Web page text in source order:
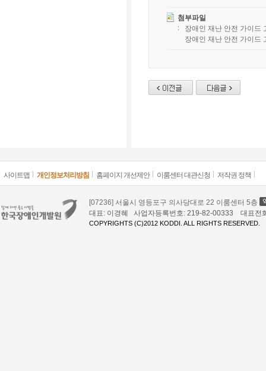
첨부파일
장애인 재난 안전 가이드
장애인 재난 안전 가이드
사이트맵 개인정보처리방침 홈페이지 개선제안 이룸센터 대관신청 저작권 정책
[07236] 서울시 영등포구 의사당대로 22 이룸센터 5층
대표: 이경혜 사업자등록번호: 219-82-00333 대표
COPYRIGHTS (C)2012 KODDI. ALL RIGHTS RESERVED.